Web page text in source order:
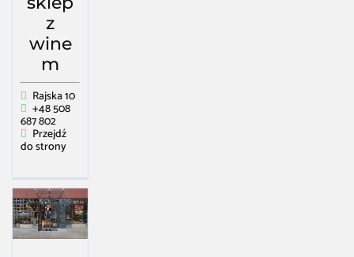
z
wine
m
Rajska 10
+48 508
687 802
Przejdź
do strony